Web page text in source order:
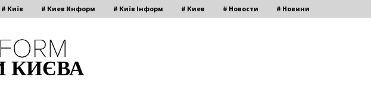
# Київ # Киев Информ # Київ Інформ # Киев # Новости # Новини
КИЄВА